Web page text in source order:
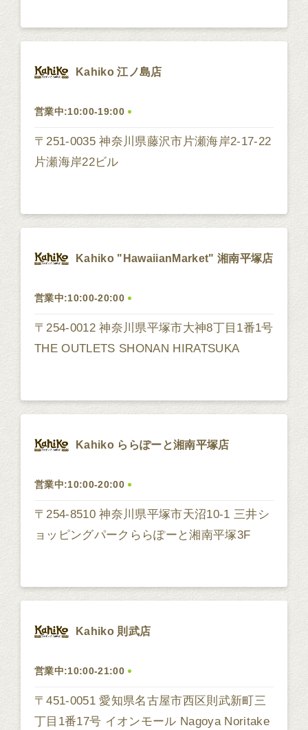
Kahiko 江ノ島店
営業中:10:00-19:00
〒251-0035 神奈川県藤沢市片瀬海岸2-17-22
片瀬海岸22ビル
Kahiko "HawaiianMarket" 湘南平塚店
営業中:10:00-20:00
〒254-0012 神奈川県平塚市大神8丁目1番1号
THE OUTLETS SHONAN HIRATSUKA
Kahiko ららぽーと湘南平塚店
営業中:10:00-20:00
〒254-8510 神奈川県平塚市天沼10-1 三井シ
ョッピングパークららぽーと湘南平塚3F
Kahiko 則武店
営業中:10:00-21:00
〒451-0051 愛知県名古屋市西区則武新町三
丁目1番17号 イオンモール Nagoya Noritake